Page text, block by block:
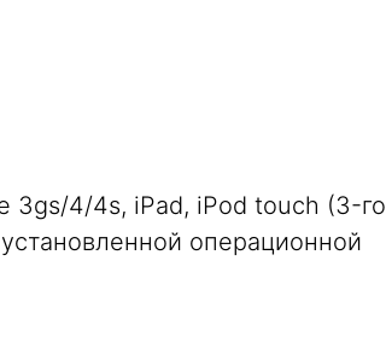
3gs/4/4s, iPad, iPod touch (3-го
операционной